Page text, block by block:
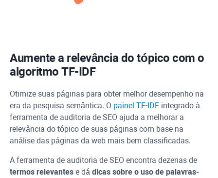
Aumente a relevância do tópico com o
algoritmoTF-IDF
Otimize suas páginas para obter melhor desempenho na
era da pesquisa semântica. O painel TF-IDF integrado à
ferramenta de auditoria de SEO ajuda a melhorar a
relevância do tópico de suas páginas com base na
análise das páginas da web mais bem classificadas.
A ferramenta de auditoria de SEO encontra dezenas de
termos relevantes e dá dicas sobre o uso de palavras-